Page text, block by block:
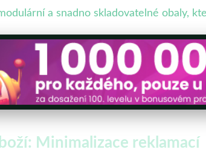
a snadno skladovatelné obaly,
Minimalizace reklamací